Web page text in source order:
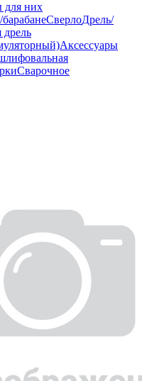
для них
СверлоДрель/
дрель
Аксессуары
Сварочное